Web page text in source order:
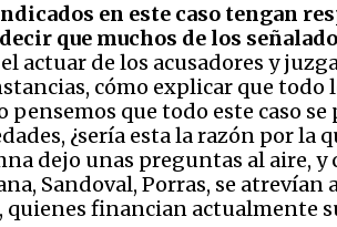
en este caso tengan
que muchos de los
actuar de los acusadores y
cómo explicar que
que todo este caso
¿sería esta la razón por la
dejo unas preguntas al aire, y
Sandoval, Porras, se atrevían
financian actualmente